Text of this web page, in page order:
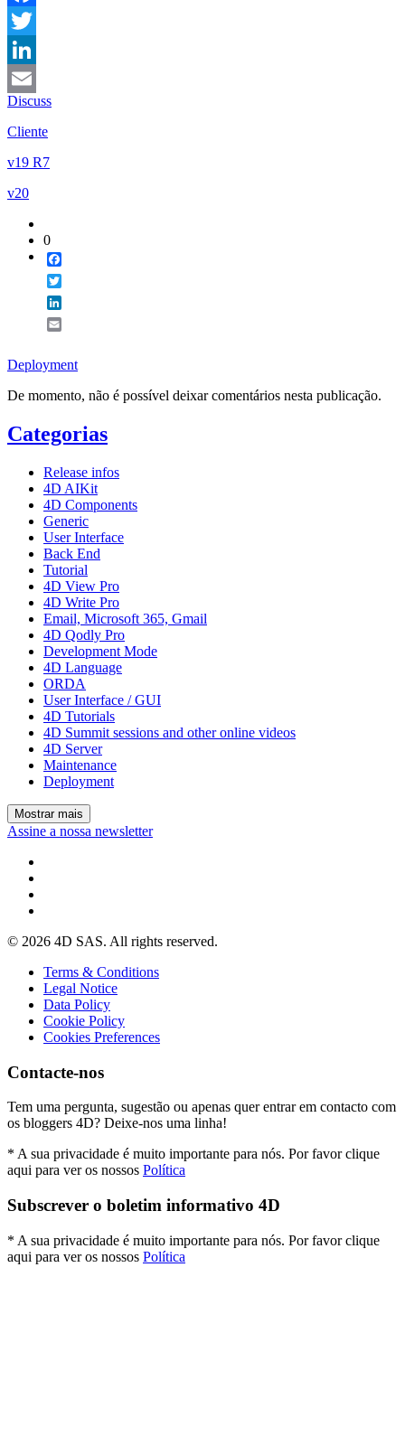
Facebook
Twitter
LinkedIn
Email
Discuss
Cliente
v19 R7
v20
0
Deployment
De momento, não é possível deixar comentários nesta publicação.
Categorias
Release infos
4D AIKit
4D Components
Generic
User Interface
Back End
Tutorial
4D View Pro
4D Write Pro
Email, Microsoft 365, Gmail
4D Qodly Pro
Development Mode
4D Language
ORDA
User Interface / GUI
4D Tutorials
4D Summit sessions and other online videos
4D Server
Maintenance
Deployment
Mostrar mais
Assine a nossa newsletter
© 2026 4D SAS. All rights reserved.
Terms & Conditions
Legal Notice
Data Policy
Cookie Policy
Cookies Preferences
Contacte-nos
Tem uma pergunta, sugestão ou apenas quer entrar em contacto com
os bloggers 4D? Deixe-nos uma linha!
* A sua privacidade é muito importante para nós. Por favor clique
aqui para ver os nossos Política
Subscrever o boletim informativo 4D
* A sua privacidade é muito importante para nós. Por favor clique
aqui para ver os nossos Política